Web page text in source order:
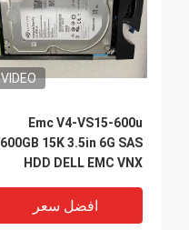
VIDEO
Emc V4-VS15-600u
600GB 15K 3.5in 6G SAS
HDD DELL EMC VNX
افضل سعر